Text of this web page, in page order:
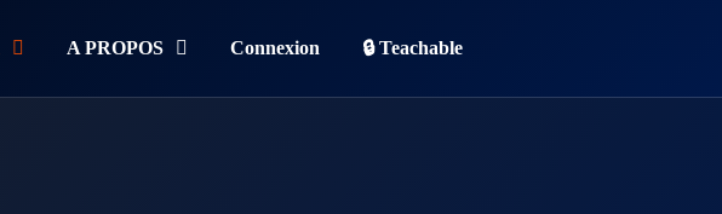
A PROPOS Connexion 🔒 Teachable